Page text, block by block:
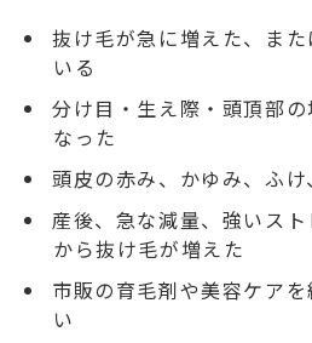
抜け毛が急に増えた、ま
いる
分け目・生え際・頭頂部
なった
頭皮の赤み、かゆみ、ふ
産後、急な減量、強いス
から抜け毛が増えた
市販の育毛剤や美容ケア
い